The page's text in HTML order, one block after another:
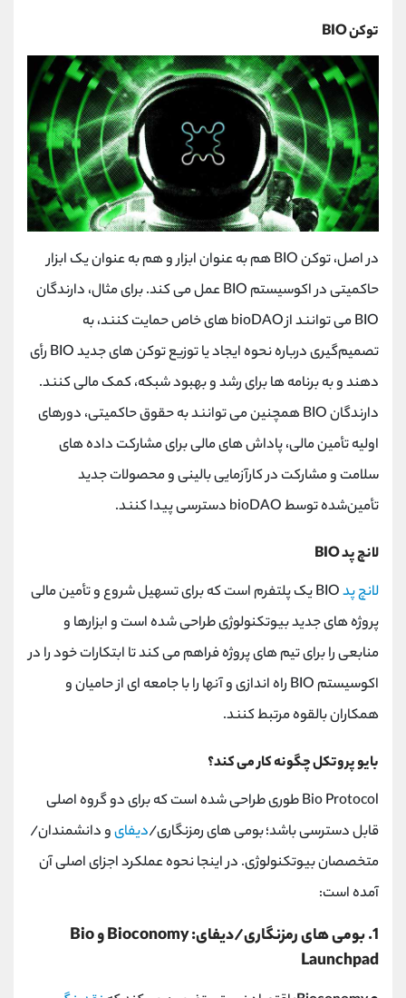
توکن BIO
در اصل، توکن BIO هم به عنوان ابزار و هم به عنوان یک ابزار
حاکمیتی در اکوسیستم BIO عمل می کند. برای مثال، دارندگان
BIO می ‌توانند از bioDAO های خاص حمایت کنند، به
تصمیم‌گیری درباره نحوه ایجاد یا توزیع توکن ‌های جدید BIO رأی
دهند و به برنامه ‌ها برای رشد و بهبود شبکه، کمک مالی کنند.
دارندگان BIO همچنین می ‌توانند به حقوق حاکمیتی، دورهای
اولیه تأمین مالی، پاداش ‌های مالی برای مشارکت داده‌ های
سلامت و مشارکت در کارآزمایی بالینی و محصولات جدید
تأمین‌شده توسط bioDAO دسترسی پیدا کنند.
لانچ پد BIO
لانچ پد
BIO یک پلتفرم است که برای تسهیل شروع و تأمین مالی
پروژه های جدید بیوتکنولوژی طراحی شده است و ابزارها و
منابعی را برای تیم های پروژه فراهم می کند تا ابتکارات خود را در
اکوسیستم BIO راه اندازی و آنها را با جامعه ای از حامیان و
همکاران بالقوه مرتبط کنند.
بایو پروتکل چگونه کار می کند؟
Bio Protocol طوری طراحی شده است که برای دو گروه اصلی
قابل دسترسی باشد؛ بومی های رمزنگاری/دیفایو دانشمندان/
متخصصان بیوتکنولوژی. در اینجا نحوه عملکرد اجزای اصلی آن
آمده است:
1. بومی های رمزنگاری/دیفای: Bioconomy و Bio
Launchpad